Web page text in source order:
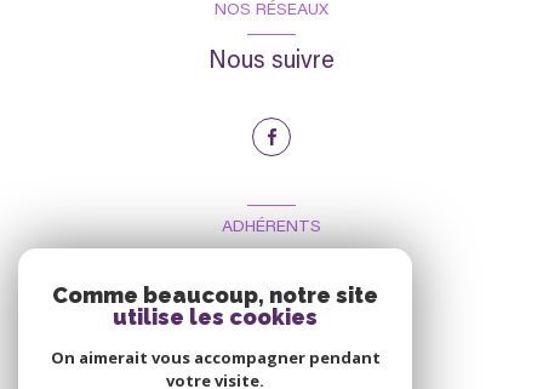
NOS RÉSEAUX
Nous suivre
ADHÉRENTS
Comme beaucoup, notre site
utilise les cookies
On aimerait vous accompagner pendant
votre visite.